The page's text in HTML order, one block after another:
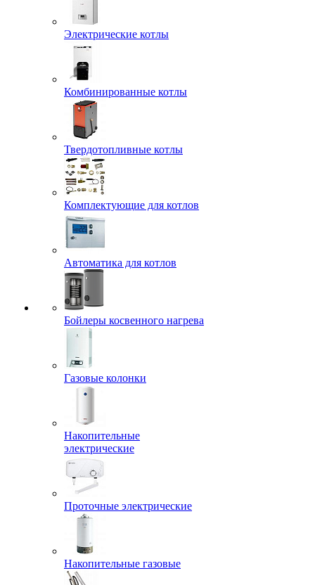
Электрические котлы
Комбинированные котлы
Твердотопливные котлы
Комплектующие для котлов
Автоматика для котлов
Бойлеры косвенного нагрева
Газовые колонки
Накопительные
электрические
Проточные электрические
Накопительные газовые